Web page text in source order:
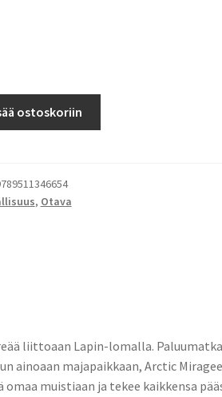
ostoskoriin
, Otava
liittoaan Lapin-lomalla.
ainoaan majapaikkaan, Arctic
muistiaan ja tekee kaikkensa